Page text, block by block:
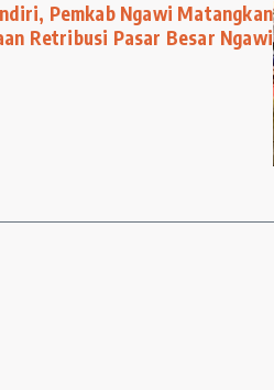
Pemkab Ngawi Matangkan
Retribusi Pasar Besar Ngawi